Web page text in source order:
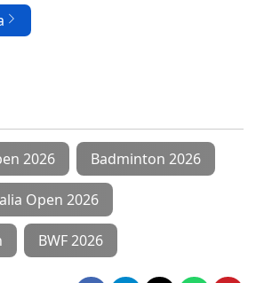
2026 Badminton 2026
Open 2026
BWF 2026